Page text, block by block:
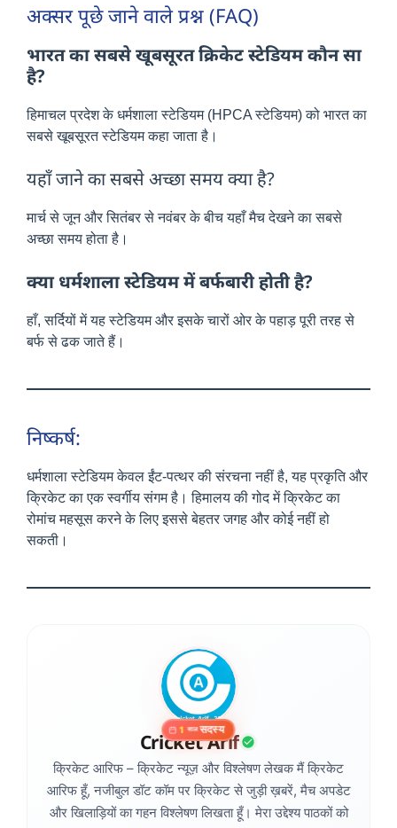
अक्सर पूछे जाने वाले प्रश्न (FAQ)
भारत का सबसे खूबसूरत क्रिकेट स्टेडियम कौन सा
है?
हिमाचल प्रदेश के धर्मशाला स्टेडियम (HPCA स्टेडियम) को भारत का
सबसे खूबसूरत स्टेडियम कहा जाता है।
यहाँ जाने का सबसे अच्छा समय क्या है?
मार्च से जून और सितंबर से नवंबर के बीच यहाँ मैच देखने का सबसे
अच्छा समय होता है।
क्या धर्मशाला स्टेडियम में बर्फबारी होती है?
हाँ, सर्दियों में यह स्टेडियम और इसके चारों ओर के पहाड़ पूरी तरह से
बर्फ से ढक जाते हैं।
निष्कर्ष:
धर्मशाला स्टेडियम केवल ईंट-पत्थर की संरचना नहीं है, यह प्रकृति और
क्रिकेट का एक स्वर्गीय संगम है। हिमालय की गोद में क्रिकेट का
रोमांच महसूस करने के लिए इससे बेहतर जगह और कोई नहीं हो
सकती।
1 सालसदस्य
Cricket Arif
क्रिकेट आरिफ – क्रिकेट न्यूज़ और विश्लेषण लेखक मैं क्रिकेट
आरिफ हूँ, नजीबुल डॉट कॉम पर क्रिकेट से जुड़ी ख़बरें, मैच अपडेट
और खिलाड़ियों का गहन विश्लेषण लिखता हूँ। मेरा उद्देश्य पाठकों को